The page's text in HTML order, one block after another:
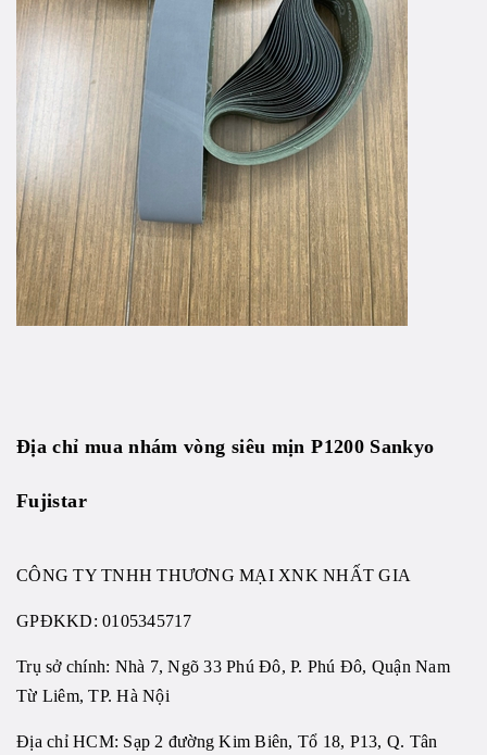
Địa chỉ muanhám vòng siêu mịnP1200 Sankyo
Fujistar
CÔNG TY TNHH THƯƠNG MẠI XNK NHẤT GIA
GPĐKKD: 0105345717
Trụ sở chính: Nhà 7, Ngõ 33 Phú Đô, P. Phú Đô, Quận Nam
Từ Liêm, TP. Hà Nội
Địa chỉ HCM: Sạp 2 đường Kim Biên, Tổ 18, P13, Q. Tân